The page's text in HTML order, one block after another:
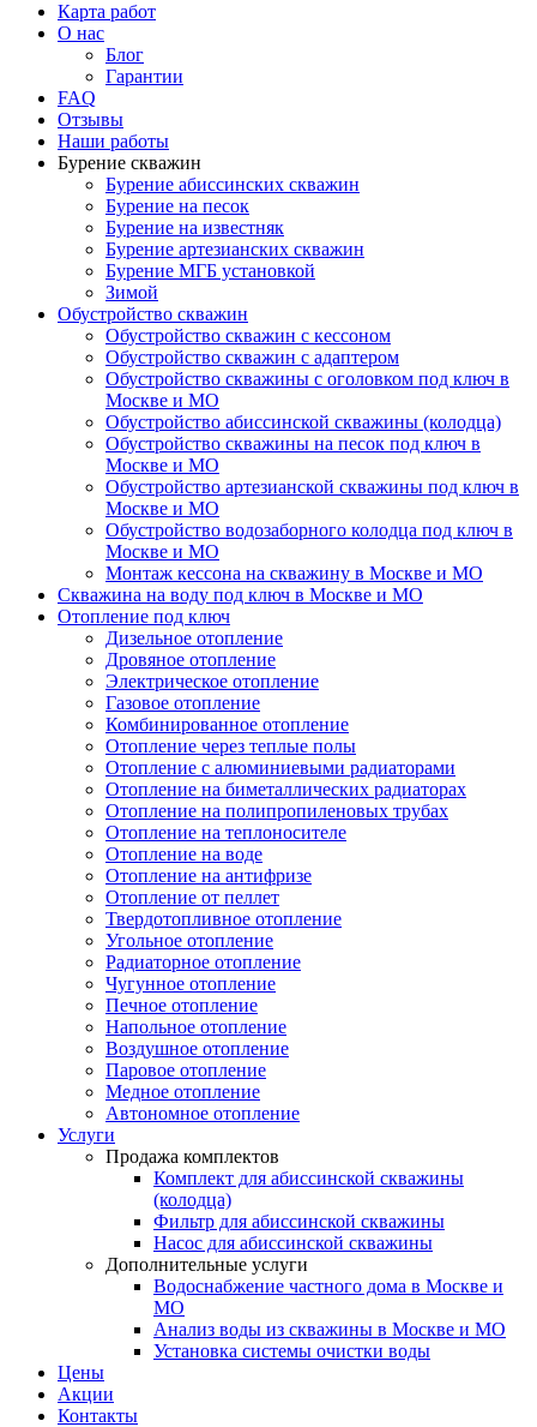
Карта работ
О нас
Блог
Гарантии
FAQ
Отзывы
Наши работы
Бурение скважин
Бурение абиссинских скважин
Бурение на песок
Бурение на известняк
Бурение артезианских скважин
Бурение МГБ установкой
Зимой
Обустройство скважин
Обустройство скважин с кессоном
Обустройство скважин с адаптером
Обустройство скважины с оголовком под ключ в
Москве и МО
Обустройство абиссинской скважины (колодца)
Обустройство скважины на песок под ключ в
Москве и МО
Обустройство артезианской скважины под ключ в
Москве и МО
Обустройство водозаборного колодца под ключ в
Москве и МО
Монтаж кессона на скважину в Москве и МО
Скважина на воду под ключ в Москве и МО
Отопление под ключ
Дизельное отопление
Дровяное отопление
Электрическое отопление
Газовое отопление
Комбинированное отопление
Отопление через теплые полы
Отопление с алюминиевыми радиаторами
Отопление на биметаллических радиаторах
Отопление на полипропиленовых трубах
Отопление на теплоносителе
Отопление на воде
Отопление на антифризе
Отопление от пеллет
Твердотопливное отопление
Угольное отопление
Радиаторное отопление
Чугунное отопление
Печное отопление
Напольное отопление
Воздушное отопление
Паровое отопление
Медное отопление
Автономное отопление
Услуги
Продажа комплектов
Комплект для абиссинской скважины
(колодца)
Фильтр для абиссинской скважины
Насос для абиссинской скважины
Дополнительные услуги
Водоснабжение частного дома в Москве и
МО
Анализ воды из скважины в Москве и МО
Установка системы очистки воды
Цены
Акции
Контакты